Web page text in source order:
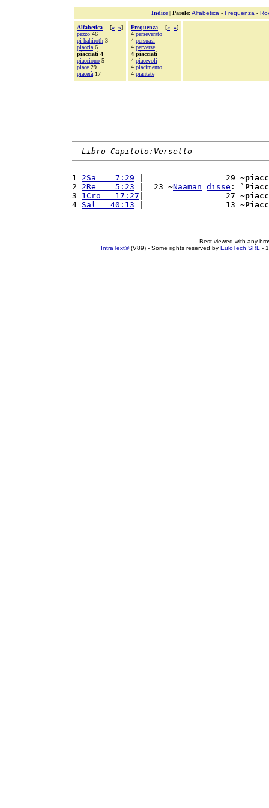
Indice| Parole: Alfabetica - Frequenza -
Alfabetica [« »]
pezzo 46
pi-hahiroth 3
piaccia 6
piacciati 4
piacciono 5
piace 29
piacerà 17
Frequenza [« »]
4 perseverato
4 persuasi
4 perverse
4 piacciati
4 piacevoli
4 piacimento
4 piantate
Libro Capitolo:Versetto
1 2Sa    7:29 |                 29 ~
2 2Re    5:23 |  23 ~Naaman disse : `
3 1Cro   17:27 |                 27 ~
4 Sal   40:13 |                 13 ~
Best viewed with any
IntraText®(V89) - Some rights reserved by EuloTech SRL -